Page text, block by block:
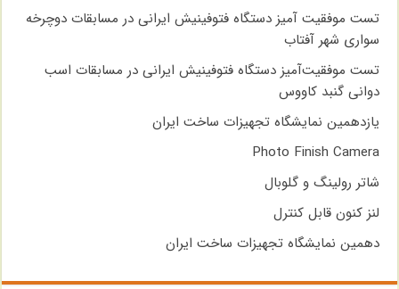
تست موفقیت آمیز دستگاه فتوفینیش ایرانی در مسابقات دوچرخه
سواری شهر آفتاب
تست موفقیت‌آمیز دستگاه فتوفینیش ایرانی در مسابقات اسب
دوانی گنبد کاووس
یازدهمین نمایشگاه تجهیزات ساخت ایران
Photo Finish Camera
شاتر رولینگ و گلوبال
لنز کنون قابل کنترل
دهمین نمایشگاه تجهیزات ساخت ایران